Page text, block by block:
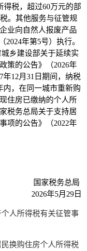
得税，超过60万元的部
。其他服务与征管规
业向自然人报废产品
2024年第5号）执行。
乡建设部关于延续实
策的公告》（2026年
年12月31日期间，纳税
内，在同一城市重新购
住房已缴纳的个人所
税务总局关于支持居
项的公告》（2022年
国家税务总局
2026年5月29日
人所得税有关征管事
换购住房个人所得税